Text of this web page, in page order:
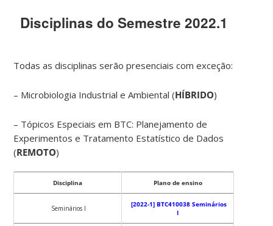
Disciplinas do Semestre 2022.1
Todas as disciplinas serão presenciais com exceção:
– Microbiologia Industrial e Ambiental (HÍBRIDO)
– Tópicos Especiais em BTC: Planejamento de
Experimentos e Tratamento Estatístico de Dados
(REMOTO)
Disciplina Plano de ensino
Seminários I
[2022-1] BTC410038 Seminários
I